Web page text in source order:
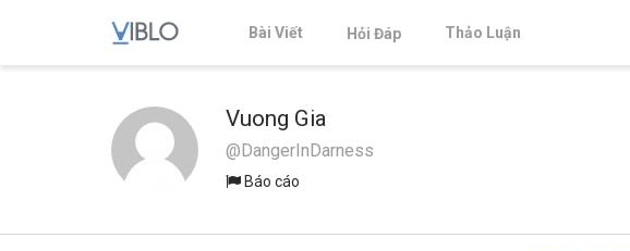
Bài Viết Hỏi Đáp Thảo Luận
Vuong Gia
@DangerInDarness
Báo cáo